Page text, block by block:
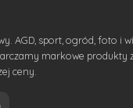
AGD, sport, ogród, foto i
markowe produkty
ceny.